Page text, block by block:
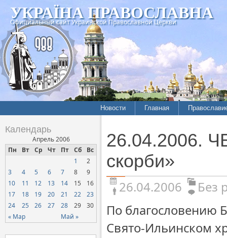
УКРАЇНА ПРАВОСЛАВНА
Официальный сайт Украинской Православной Церкви
Новости Главная
Календарь
Апрель 2006
Пн
Вт Ср Чт Пт Сб Вс
« Мар Май »
1
2
3
4 5 6 7 8
9
10
11 12 13 14 15
16
17
18 19 20 21 22
23
24
25 26 27 28 29 30
26.04.2006.
скорби»
26.04.2006
Без
По благословению
Свято-Ильинском